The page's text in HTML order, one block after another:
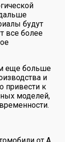
будут
все более
еще больше
и
привести к
моделей,